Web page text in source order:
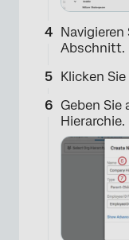
Navigieren
Abschnitt.
Klicken
Geben Sie
Hierarchie.